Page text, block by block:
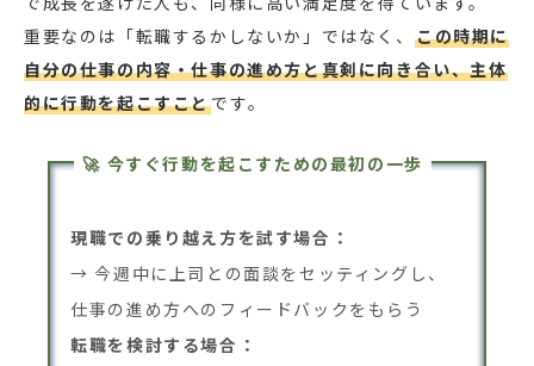
重要なのは「転職するかしないか」ではなく、 この時期に
自分の仕事の内容・仕事の進め方と真剣に向き合い、主体
的に行動を起こすことです。
🚀 今すぐ行動を起こすための最初の一歩
現職での乗り越え方を試す場合：
→ 今週中に上司との面談をセッティングし、
仕事の進め方へのフィードバックをもらう
転職を検討する場合：